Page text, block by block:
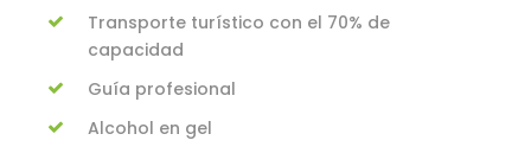
Transporte turístico con el 70% de
capacidad
Guía profesional
Alcohol en gel